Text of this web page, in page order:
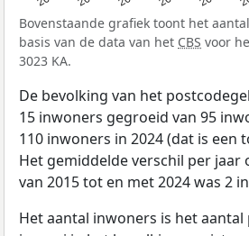
Bovenstaande grafiek toont het
basis van de data van het CBS voor
3023 KA.
De bevolking van het
15 inwoners gegroeid van 95
110 inwoners in 2024 (dat is een
Het gemiddelde verschil per jaar
van 2015 tot en met 2024 was 2
Het aantal inwoners is het aantal